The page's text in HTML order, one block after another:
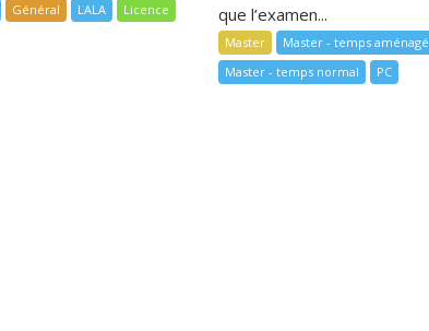
Général LALA
Licence
que l’examen...
Master
Master - temps aménagé
Master - temps normal
PC